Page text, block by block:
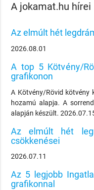
A jokamat.hu hírei
Az elmúlt hét
2026.08.01
A top 5 Kötvény/
grafikonon
A Kötvény/Rövid kötvény
hozamú alapja. A
alapján készült.
Az elmúlt hét
csökkenései
2026.07.11
Az 5 legjobb
grafikonnal